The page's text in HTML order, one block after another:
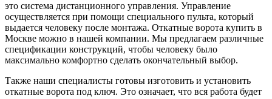
это система дистанционного управления. Управление
осуществляется при помощи специального пульта, который
выдается человеку после монтажа. Откатные ворота купить в
Москве можно в нашей компании. Мы предлагаем различные
спецификации конструкций, чтобы человеку было
максимально комфортно сделать окончательный выбор.
Также наши специалисты готовы изготовить и установить
откатные ворота под ключ. Это означает, что вся работа будет